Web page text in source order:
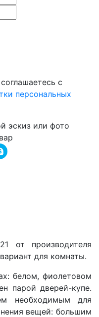
с
персональных
эскиз или фото
от производителя
для комнаты.
белом, фиолетовом
парой дверей-купе.
необходимым для
вещей: большим